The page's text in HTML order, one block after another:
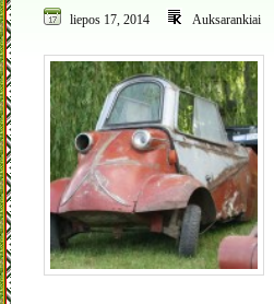
liepos 17, 2014 Auksarankiai